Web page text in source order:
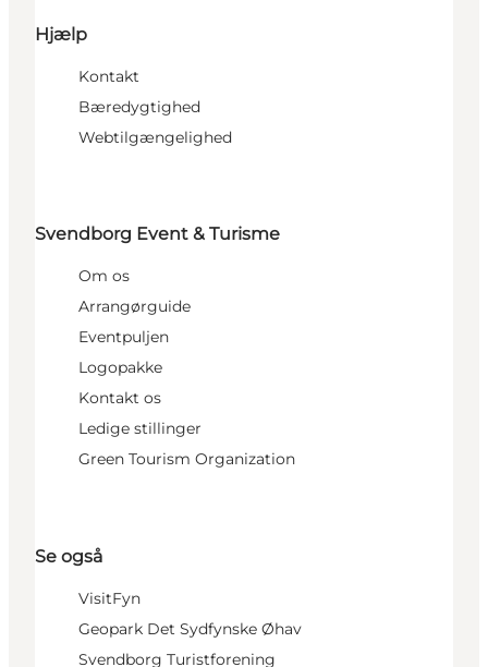
Hjælp
Kontakt
Bæredygtighed
Webtilgængelighed
Svendborg Event & Turisme
Om os
Arrangørguide
Eventpuljen
Logopakke
Kontakt os
Ledige stillinger
Green Tourism Organization
Se også
VisitFyn
Geopark Det Sydfynske Øhav
Svendborg Turistforening